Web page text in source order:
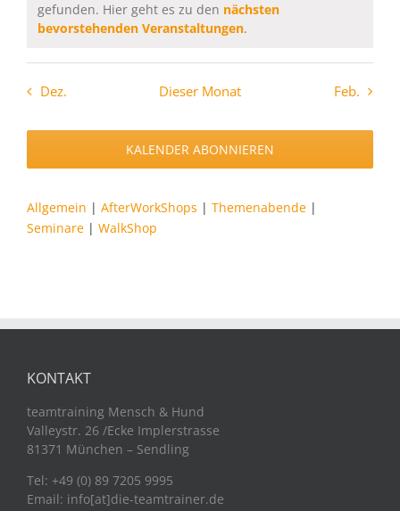
Hinweis
gefunden. Hier geht es zu den nächsten
bevorstehenden Veranstaltungen.
Dez. Dieser Monat Feb.
KALENDER ABONNIEREN
Allgemein | AfterWorkShops | Themenabende |
Seminare | WalkShop
KONTAKT
teamtraining Mensch & Hund
Valleystr. 26 /Ecke Implerstrasse
81371 München – Sendling
Tel: +49 (0) 89 7205 9995
Email: info[at]die-teamtrainer.de